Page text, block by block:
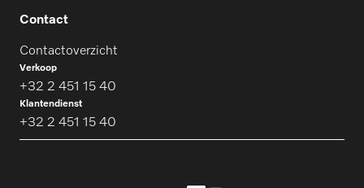
Contact
Contactoverzicht
Verkoop
+32 2 451 15 40
Klantendienst
+32 2 451 15 40